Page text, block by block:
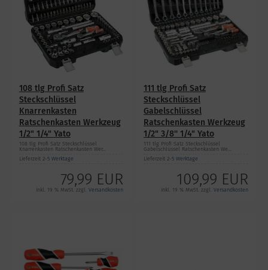
108 tlg Profi Satz
Steckschlüssel
Knarrenkasten
Ratschenkasten Werkzeug
1/2" 1/4" Yato
108 tlg Profi Satz Steckschlüssel
Knarrenkasten Ratschenkasten Wer...
Lieferzeit 2-5 Werktage
79,99 EUR
inkl. 19 % MwSt. zzgl.Versandkosten
111 tlg Profi Satz
Steckschlüssel
Gabelschlüssel
Ratschenkasten Werkzeug
1/2" 3/8'' 1/4" Yato
111 tlg Profi Satz Steckschlüssel
Gabelschlüssel Ratschenkasten We...
Lieferzeit 2-5 Werktage
109,99 EUR
inkl. 19 % MwSt. zzgl. Versandkosten